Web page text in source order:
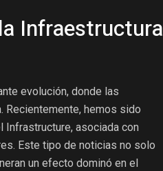
Infraestructura
evolución, donde las
Recientemente, hemos sido
asociada con
Este tipo de noticias no solo
un efecto dominó en el